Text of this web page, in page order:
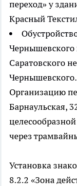
переход» у
Красный
Саратовского
Чернышевского.
Организацию
Барнаульская,
через
Установка
8.2.2 «Зона